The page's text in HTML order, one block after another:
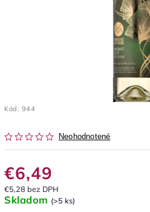
Kód: 944
Neohodnotené
€6,49
€5,28 bez DPH
Skladom (>5 ks)